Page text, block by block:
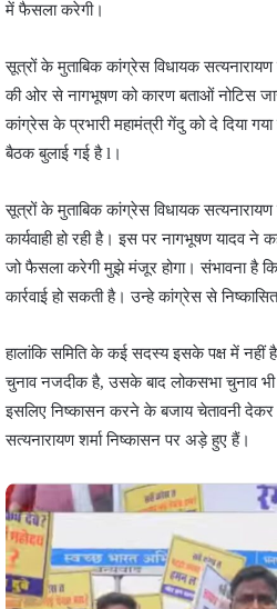
में फैसला करेगी।
सूत्रों के मुताबिक कांग्रेस विधायक सत्यनारायण
की ओर से नागभूषण को कारण बताओं नोटिस
कांग्रेस के प्रभारी महामंत्री गेंदु को दे दिया
बैठक बुलाई गई है l।
सूत्रों के मुताबिक कांग्रेस विधायक
कार्यवाही हो रही है। इस पर नागभूषण यादव ने
जो फैसला करेगी मुझे मंजूर होगा। संभावना है
कार्रवाई हो सकती है। उन्हे कांग्रेस से
हालांकि समिति के कई सदस्य इसके पक्ष में नहीं
चुनाव नजदीक है, उसके बाद लोकसभा चुनाव भी
इसलिए निष्कासन करने के बजाय चेतावनी देकर
सत्यनारायण शर्मा निष्कासन पर अड़े हुए हैं।